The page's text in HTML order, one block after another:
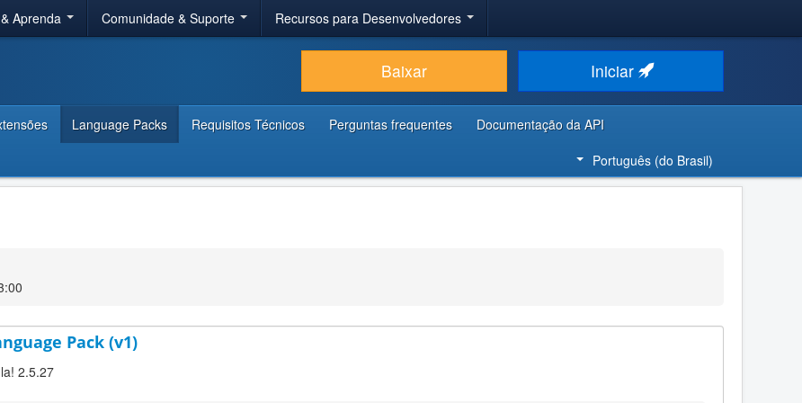
Aprenda Comunidade & Suporte Recursos para Desenvolvedores
Baixar Iniciar
Language Packs Requisitos Técnicos Perguntas frequentes
Documentação da API
Português (do Brasil)
Pack (v1)
2.5.27